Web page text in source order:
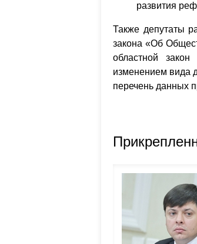
развития
Также депутаты
закона «Об
областной
изменением вида
перечень данных